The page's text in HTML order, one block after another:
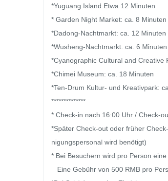
*Yuguang Island Etwa 12 Minuten
* Garden Night Market: ca. 8
*Dadong-Nachtmarkt: ca. 12
*Wusheng-Nachtmarkt: ca. 6
*Cyanographic Cultural and Creative
*Chimei Museum: ca. 18 Minuten
*Ten-Drum Kultur- und Kreativpark:
**************
* Check-in nach 16:00 Uhr / Check-
*Später Check-out oder früher
nigungspersonal wird benötigt)
* Bei Besuchern wird pro Person